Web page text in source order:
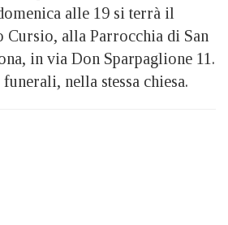
alle 19 si terrà il
Cursio, alla Parrocchia di San
in via Don Sparpaglione 11.
nella stessa chiesa.